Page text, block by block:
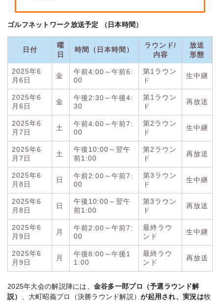
ゴルフネットワーク放送予定 （日本時間）
日付
曜
日
時間（日本時間）
ラウンド/
内容
放送
形態
2025年6
月6日
金
午前4:00～午前6:
00
第1ラウン
ド
生中継
2025年6
月6日
金
午後2:30～午後4:
30
第1ラウン
ド
再放送
2025年6
月7日
土
午前4:00～午前7:
00
第2ラウン
ド
生中継
2025年6
月7日
土
午後10:00～翌午
前1:00
第2ラウン
ド
再放送
2025年6
月8日
日
午前2:00～午前7:
00
第3ラウン
ド
生中継
2025年6
月8日
日
午後10:00～翌午
前1:00
第3ラウン
ド
再放送
2025年6
月9日
月
午前2:00～午前7:
00
最終ラウ
ンド
生中継
2025年6
月9日
月
午後8:00～午後1
1:00
最終ラウ
ンド
再放送
2025年大会の解説陣には、 金谷多一郎プロ（予選ラウンド解
説） 、大町昭義プロ（決勝ラウンド解説）が起用され、実況は牧